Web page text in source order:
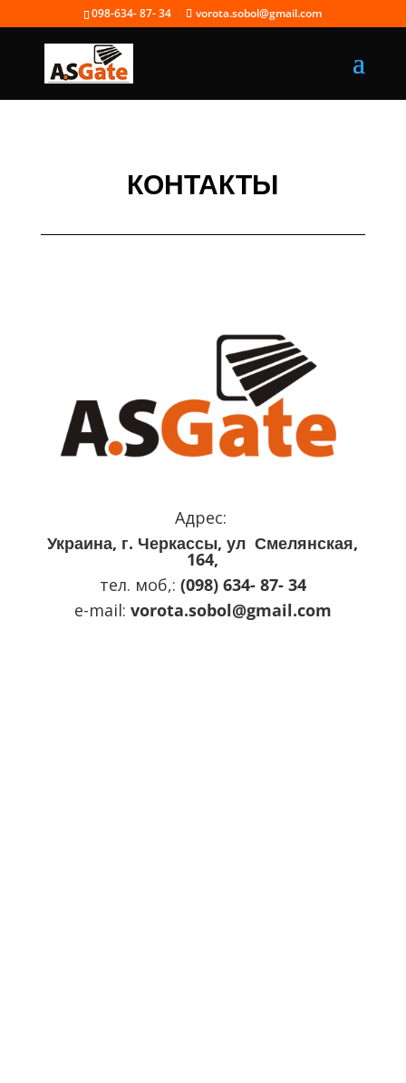
098-634- 87- 34 vorota.sobol@gmail.com
КОНТАКТЫ
Адрес:
Украина, г. Черкассы, ул Смелянская,
164,
тел. моб,: (098) 634- 87- 34
e-mail: vorota.sobol@gmail.com